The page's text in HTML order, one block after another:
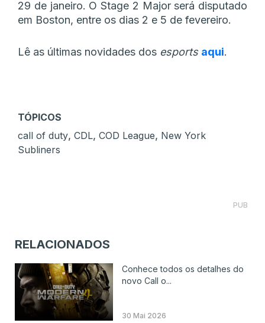
29 de janeiro. O Stage 2 Major será disputado
em Boston, entre os dias 2 e 5 de fevereiro.
Lê as últimas novidades dos esports aqui.
TÓPICOS
call of duty, CDL, COD League, New York
Subliners
PUB
RELACIONADOS
Conhece todos os detalhes do
novo Call o...
30 Mai 2026